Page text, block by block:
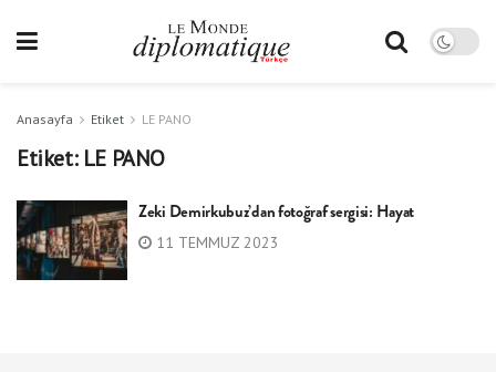
Anasayfa Etiket LE PANO
Etiket: LE PANO
Zeki Demirkubuz’dan fotoğraf sergisi: Hayat
11 TEMMUZ 2023